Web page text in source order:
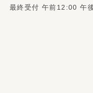
最終受付 午前12:00 午